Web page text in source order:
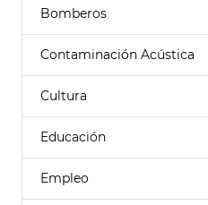
Bomberos
Contaminación Acústica
Cultura
Educación
Empleo